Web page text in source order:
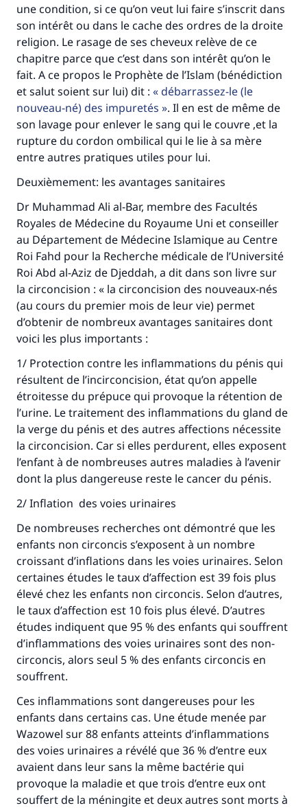
une condition, si ce qu’on veut lui faire s’inscrit dans
son intérêt ou dans le cache des ordres de la droite
religion. Le rasage de ses cheveux relève de ce
chapitre parce que c’est dans son intérêt qu’on le
fait. A ce propos le Prophète de l’Islam (bénédiction
et salut soient sur lui) dit :
débarrassez-le (le
nouveau-né) des impuretés
. Il en est de même de
son lavage pour enlever le sang qui le couvre ,et la
rupture du cordon ombilical qui le lie à sa mère
entre autres pratiques utiles pour lui.
Deuxièmement: les avantages sanitaires
Dr Muhammad Ali al-Bar, membre des Facultés
Royales de Médecine du Royaume Uni et conseiller
au Département de Médecine Islamique au Centre
Roi Fahd pour la Recherche médicale de l’Université
Roi Abd al-Aziz de Djeddah, a dit dans son livre sur
la circoncision : « la circoncision des nouveaux-nés
(au cours du premier mois de leur vie) permet
d’obtenir de nombreux avantages sanitaires dont
voici les plus importants :
1/ Protection contre les inflammations du pénis qui
résultent de l’incirconcision, état qu’on appelle
étroitesse du prépuce qui provoque la rétention de
l’urine. Le traitement des inflammations du gland de
la verge du pénis et des autres affections nécessite
la circoncision. Car si elles perdurent, elles exposent
l’enfant à de nombreuses autres maladies à l’avenir
dont la plus dangereuse reste le cancer du pénis.
2/ Inflation des voies urinaires
De nombreuses recherches ont démontré que les
enfants non circoncis s’exposent à un nombre
croissant d’inflations dans les voies urinaires. Selon
certaines études le taux d’affection est 39 fois plus
élevé chez les enfants non circoncis. Selon d’autres,
le taux d’affection est 10 fois plus élevé. D’autres
études indiquent que 95 % des enfants qui souffrent
d’inflammations des voies urinaires sont des non-
circoncis, alors seul 5 % des enfants circoncis en
souffrent.
Ces inflammations sont dangereuses pour les
enfants dans certains cas. Une étude menée par
Wazowel sur 88 enfants atteints d’inflammations
des voies urinaires a révélé que 36 % d’entre eux
avaient dans leur sans la même bactérie qui
provoque la maladie et que trois d’entre eux ont
souffert de la méningite et deux autres sont morts à
Faites une différence dans la vie de
millions de personnes grâce à votre
contribution
Aidez nous à apporter des réponses.
Le Messager d'Allah (Paix sur lui) a dit:
"Celui qui indique une bonne action obtient la
même récompense que celui qui le fait."
(MOUSLIM 1893)